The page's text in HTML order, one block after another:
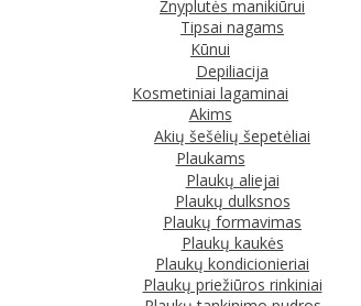
Žnyplutės manikiūrui
Tipsai nagams
Kūnui
Depiliacija
Kosmetiniai lagaminai
Akims
Akių šešėlių šepetėliai
Plaukams
Plaukų aliejai
Plaukų dulksnos
Plaukų formavimas
Plaukų kaukės
Plaukų kondicionieriai
Plaukų priežiūros rinkiniai